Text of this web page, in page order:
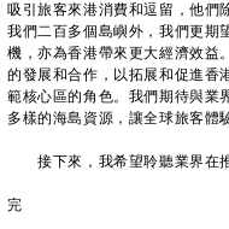
吸引旅客來港消費和逗留，他們
我們二百多個島嶼外，我們更期
機，亦為香港帶來更大經濟效益
的發展和合作，以拓展和促進香
範核心區的角色。我們期待與業
多樣的海島資源，讓全球旅客體
接下來，我希望聆聽業界在推
完